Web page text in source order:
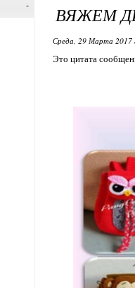
- ВЯЖЕМ
Среда, 29 Марта 2017
Это цитата